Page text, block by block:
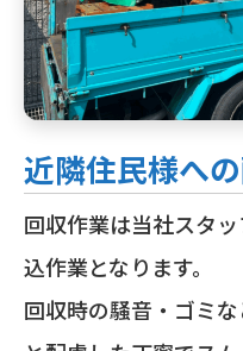
近隣住民様へ
回収作業は当社スタ
込作業となります。
回収時の騒音・ゴミ